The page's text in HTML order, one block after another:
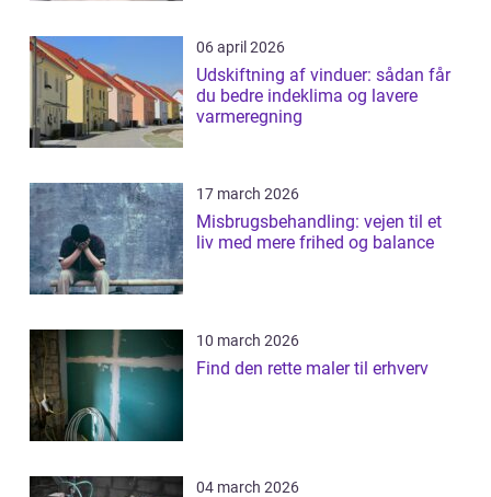
06 april 2026
Udskiftning af vinduer: sådan får
du bedre indeklima og lavere
varmeregning
17 march 2026
Misbrugsbehandling: vejen til et
liv med mere frihed og balance
10 march 2026
Find den rette maler til erhverv
04 march 2026